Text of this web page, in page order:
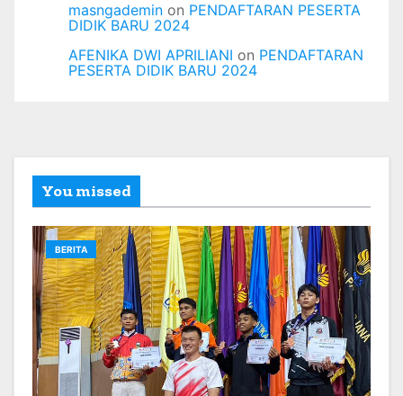
masngademin on PENDAFTARAN PESERTA
DIDIK BARU 2024
AFENIKA DWI APRILIANI on PENDAFTARAN
PESERTA DIDIK BARU 2024
You missed
BERITA